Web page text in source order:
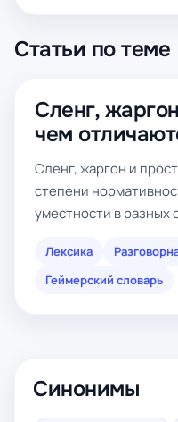
Статьи по теме
Сленг,
чем
Сленг, жаргон и
степени
уместности в разных
Лексика
Геймерский словарь
Синонимы